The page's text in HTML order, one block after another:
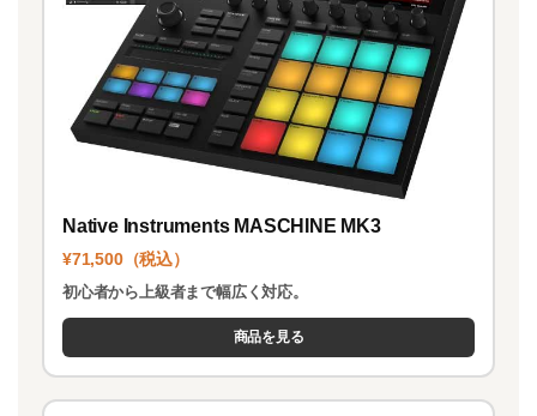
Native Instruments MASCHINE MK3
¥71,500（税込）
初心者から上級者まで幅広く対応。
商品を見る